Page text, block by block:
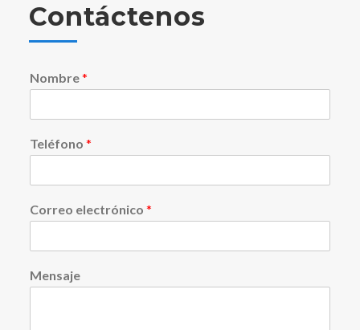
Contáctenos
Nombre*
Teléfono *
Correo electrónico *
o
Mensaje